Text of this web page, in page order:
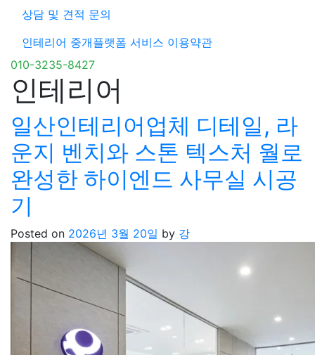
상담 및 견적 문의
인테리어 중개플랫폼 서비스 이용약관
010-3235-8427
인테리어
일산인테리어업체 디테일, 라
운지 벤치와 스톤 텍스처 월로
완성한 하이엔드 사무실 시공
기
Posted on 2026년 3월 20일 by 강